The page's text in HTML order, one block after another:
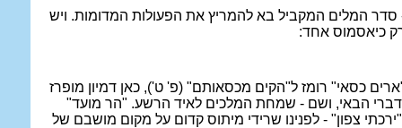
סדר המלים המקביל בא להמריץ את הפעולות המדומות. ויש
כיאסמוס אחד:
כסאי" רומז ל"הקים מכסאותם" (פ' ט'), כאן דמיון מופרז
הבאי, ושם - שמחת המלכים לאיד הרשע. "הר מועד"
צפון" - לפנינו שרידי מיתוס קדום על מקום מושבם של